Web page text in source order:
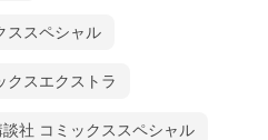
ススペシャル
クスエクストラ
社 コミックススペシャル